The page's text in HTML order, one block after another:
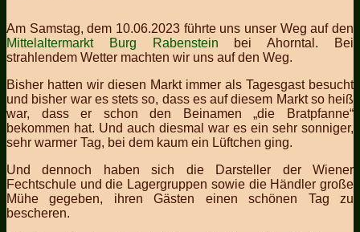
Am Samstag, dem 10.06.2023 führte uns unser Weg auf den
Mittelaltermarkt Burg Rabenstein bei Ahorntal.
Bei
strahlendem Wetter machten wir uns auf den Weg.
Bisher hatten wir diesen Markt immer als Tagesgast besucht
und bisher war es stets so, dass es auf diesem Markt so heiß
war, dass er schon den Beinamen „die Bratpfanne“
bekommen hat. Und auch diesmal war es ein sehr sonniger,
sehr warmer Tag, bei dem kaum ein Lüftchen ging.
Und dennoch haben sich die Darsteller der Wiener
Fechtschule und die Lagergruppen sowie die Händler große
Mühe gegeben, ihren Gästen einen schönen Tag zu
bescheren.